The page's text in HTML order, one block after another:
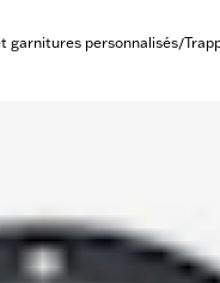
garnitures personnalisés/